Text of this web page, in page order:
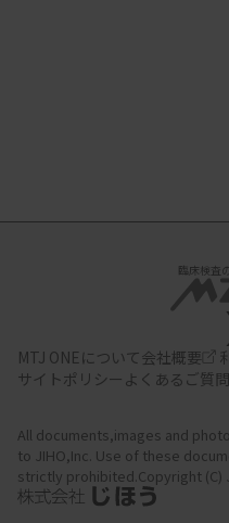
臨床検査
MTJ ONEについて会社概要
サイトポリシー よくあるご質問
All documents,images and
to JIHO,Inc. Use of these
strictly prohibited.Copyright (C)